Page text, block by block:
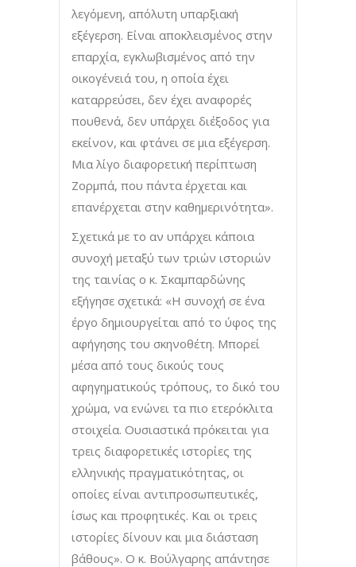
λεγόμενη, απόλυτη υπαρξιακή
εξέγερση. Είναι αποκλεισμένος στην
επαρχία, εγκλωβισμένος από την
οικογένειά του, η οποία έχει
καταρρεύσει, δεν έχει αναφορές
πουθενά, δεν υπάρχει διέξοδος για
εκείνον, και φτάνει σε μια εξέγερση.
Μια λίγο διαφορετική περίπτωση
Ζορμπά, που πάντα έρχεται και
επανέρχεται στην καθημερινότητα».
Σχετικά με το αν υπάρχει κάποια
συνοχή μεταξύ των τριών ιστοριών
της ταινίας ο κ. Σκαμπαρδώνης
εξήγησε σχετικά: «Η συνοχή σε ένα
έργο δημιουργείται από το ύφος της
αφήγησης του σκηνοθέτη. Μπορεί
μέσα από τους δικούς τους
αφηγηματικούς τρόπους, το δικό του
χρώμα, να ενώνει τα πιο ετερόκλιτα
στοιχεία. Ουσιαστικά πρόκειται για
τρεις διαφορετικές ιστορίες της
ελληνικής πραγματικότητας, οι
οποίες είναι αντιπροσωπευτικές,
ίσως και προφητικές. Και οι τρεις
ιστορίες δίνουν και μια διάσταση
βάθους». Ο κ. Βούλγαρης απάντησε